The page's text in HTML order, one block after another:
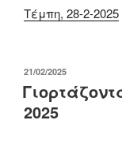
Τέμπη, 28-2-2025
ΔΗΜΟΣΙΕΎΤΗΚΕ
ΣΤΙΣ
21/02/2025
2025